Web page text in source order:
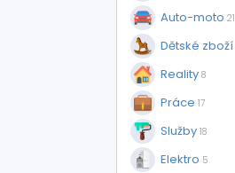
Auto-moto 21
Dětské zboží
Reality 8
Práce 17
Služby 18
Elektro 5